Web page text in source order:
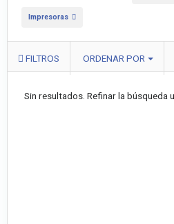
Impresoras
FILTROS ORDENAR POR
Sin resultados. Refinar la búsqueda